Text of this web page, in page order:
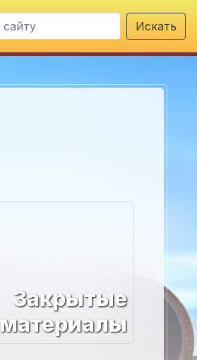
Искать
Закрытые
материалы